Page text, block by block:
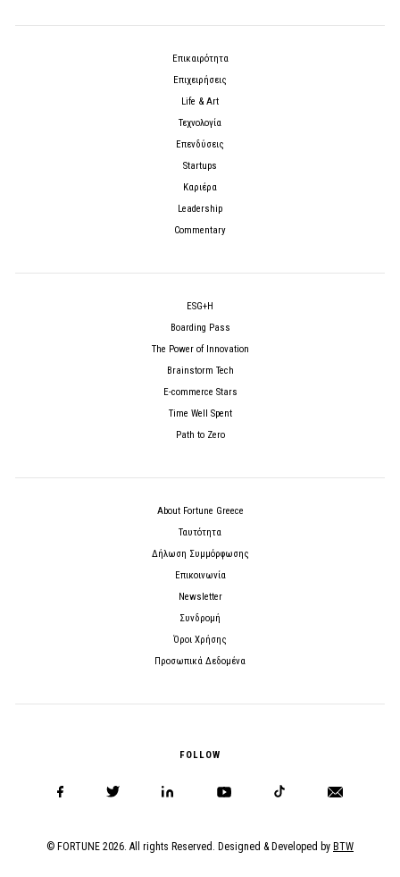
Επικαιρότητα
Επιχειρήσεις
Life & Art
Τεχνολογία
Επενδύσεις
Startups
Καριέρα
Leadership
Commentary
ESG+H
Boarding Pass
The Power of Innovation
Brainstorm Tech
E-commerce Stars
Time Well Spent
Path to Zero
About Fortune Greece
Ταυτότητα
Δήλωση Συμμόρφωσης
Επικοινωνία
Newsletter
Συνδρομή
Όροι Χρήσης
Προσωπικά Δεδομένα
FOLLOW
© FORTUNE 2026. All rights Reserved. Designed & Developed by BTW